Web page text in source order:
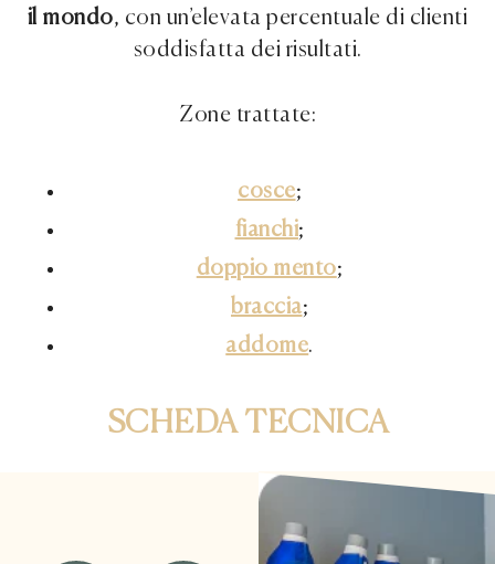
il mondo, con un’elevata percentuale di clienti
soddisfatta dei risultati.
Zone trattate:
cosce;
fianchi;
doppio mento;
braccia;
addome.
SCHEDA TECNICA